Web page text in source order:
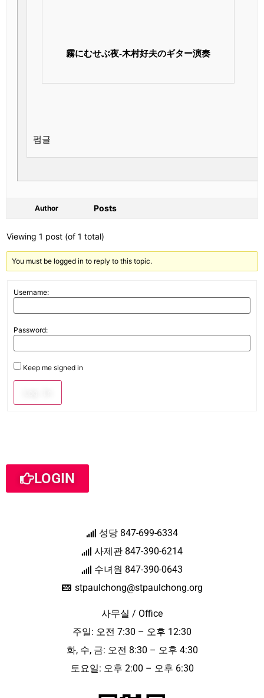
霧にむせぶ夜-木村好夫のギター演奏
펌글
Author Posts
Viewing 1 post (of 1 total)
You must be logged in to reply to this topic.
Username:
Password:
Keep me signed in
LOGIN
성당 847-699-6334
사제관 847-390-6214
수녀원 847-390-0643
stpaulchong@stpaulchong.org
사무실 / Office
주일: 오전 7:30 – 오후 12:30
화, 수, 금: 오전 8:30 – 오후 4:30
토요일: 오후 2:00 – 오후 6:30